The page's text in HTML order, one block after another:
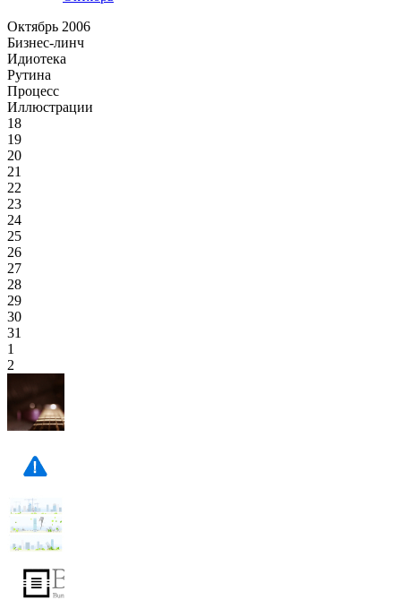
Октябрь 2006
Бизнес-линч
Идиотека
Рутина
Процесс
Иллюстрации
18
19
20
21
22
23
24
25
26
27
28
29
30
31
1
2